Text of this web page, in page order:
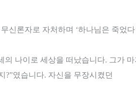
신론자로 자처하며 ‘하나님은 죽었다
의 나이로 세상을 떠났습니다. 그가
?”였습니다. 자신을 무장시켰던